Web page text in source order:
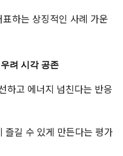
하는 상징적인 사례 가운
려 시각 공존
하고 에너지 넘친다는 반응
즐길 수 있게 만든다는 평가